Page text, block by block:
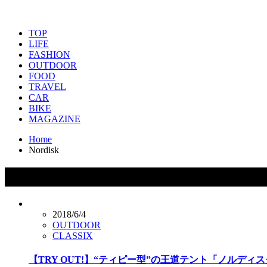
TOP
LIFE
FASHION
OUTDOOR
FOOD
TRAVEL
CAR
BIKE
MAGAZINE
Home
Nordisk
2018/6/4
OUTDOOR
CLASSIX
【TRY OUT!】“ティピー型”の王道テント「ノルディス